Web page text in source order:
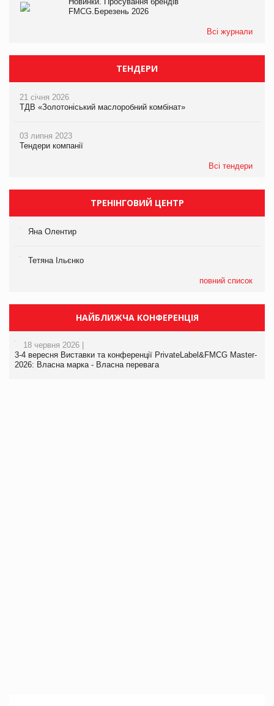
FMCG.Березень 2026
Всі журнали
ТЕНДЕРИ
21 січня 2026
ТДВ «Золотоніський маслоробний комбінат»
03 липня 2023
Тендери компанії
Всі тендери
ТРЕНІНГОВИЙ ЦЕНТР
Яна Олентир
Тетяна Ільєнко
повний список
НАЙБЛИЖЧА КОНФЕРЕНЦІЯ
18 червня 2026 |
3-4 вересня Виставки та конференції PrivateLabel&FMCG Master-
2026: Власна марка - Власна перевага